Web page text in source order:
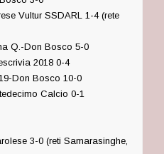
Vultur SSDARL 1-4 (rete
Q.-Don Bosco 5-0
2018 0-4
Don Bosco 10-0
Calcio 0-1
3-0 (reti Samarasinghe,